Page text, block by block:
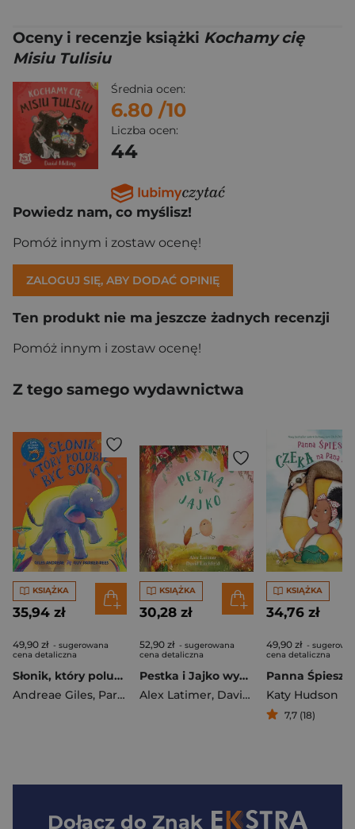
Oceny i recenzje książki Kochamy cię
Misiu Tulisiu
Średnia ocen:
6.80 /10
Liczba ocen:
44
Powiedz nam, co myślisz!
Pomóż innym i zostaw ocenę!
ZALOGUJ SIĘ, ABY DODAĆ OPINIĘ
Ten produkt nie ma jeszcze żadnych recenzji
Pomóż innym i zostaw ocenę!
Z tego samego wydawnictwa
KSIĄŻKA
35,94 zł
49,90 zł - sugerowana
cena detaliczna
Słonik, który polubił być sobą
Andreae Giles, Parker-Rees Guy
KSIĄŻKA
30,28 zł
52,90 zł - sugerowana
cena detaliczna
Pestka i Jajko wyd. 2026
Alex Latimer, David Litchfield
KSIĄŻKA
34,76 zł
49,90 zł -
cena detaliczna
Katy Hudson
7,7 (18)
Dołącz do Znak